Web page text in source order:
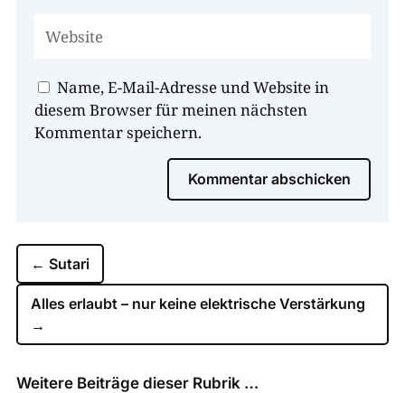
Name, E-Mail-Adresse und Website in
diesem Browser für meinen nächsten
Kommentar speichern.
Kommentar abschicken
← Sutari
Alles erlaubt – nur keine elektrische Verstärkung
→
Weitere Beiträge dieser Rubrik …